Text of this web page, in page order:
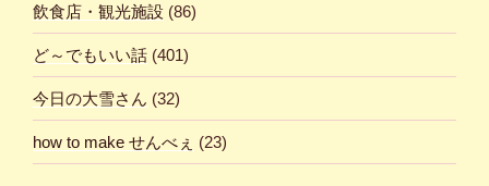
飲食店・観光施設 (86)
ど～でもいい話 (401)
今日の大雪さん (32)
how to make せんべぇ (23)